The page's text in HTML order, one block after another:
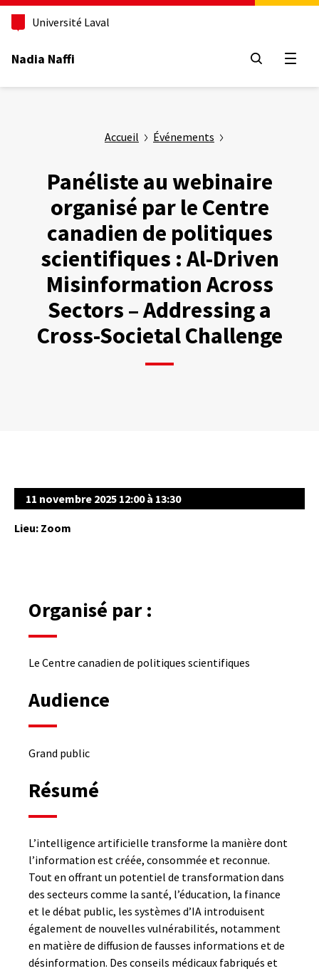
Aller
contenu
Université Laval
Nadia Naffi
Accueil Événements
Panéliste au webinaire
organisé par le Centre
canadien de politiques
scientifiques : Al-Driven
Misinformation Across
Sectors – Addressing a
Cross-Societal Challenge
11 novembre 2025 12:00 à 13:30
Lieu: Zoom
Organisé par :
Le Centre canadien de politiques scientifiques
Audience
Grand public
Résumé
L’intelligence artificielle transforme la manière dont
l’information est créée, consommée et reconnue.
Tout en offrant un potentiel de transformation dans
des secteurs comme la santé, l’éducation, la finance
et le débat public, les systèmes d’IA introduisent
également de nouvelles vulnérabilités, notamment
en matière de diffusion de fausses informations et de
désinformation. Des conseils médicaux fabriqués et